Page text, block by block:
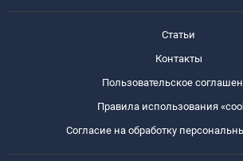
Статьи
Контакты
Пользовательское
Правила использования
Согласие на обработку